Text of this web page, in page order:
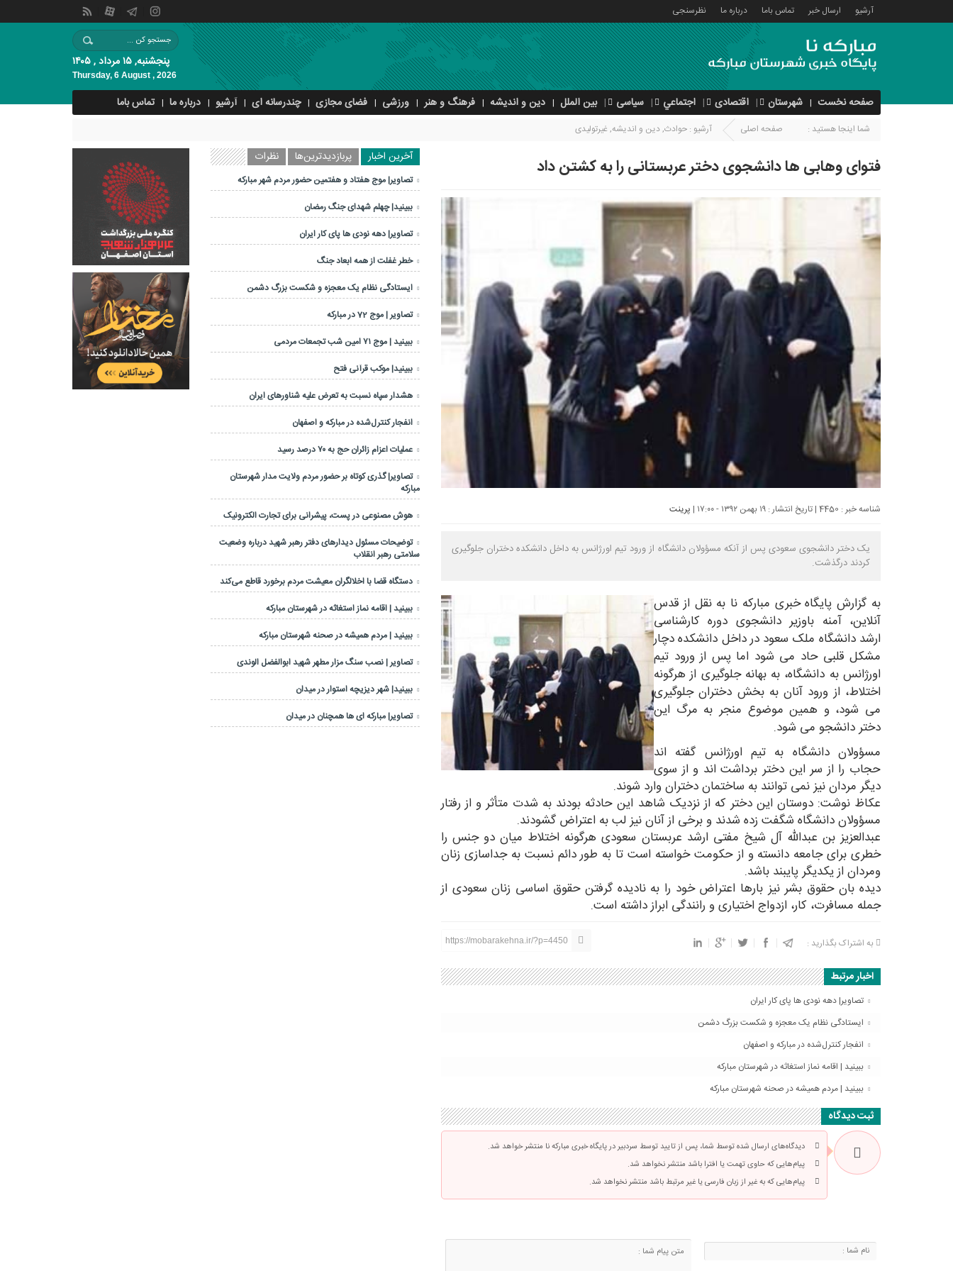
آرشیو ارسال خبر تماس باما درباره ما نظرسنجی
پنجشنبه, ۱۵ مرداد , ۱۴۰۵
Thursday, 6 August , 2026
صفحه نخست شهرستان اقتصادی اجتماعي سیاسی بین الملل دین و اندیشه فرهنگ و هنر ورزشی فضای مجازی چندرسانه ای آرشیو درباره ما تماس باما
شما اینجا هستید : صفحه اصلی آرشیو : حوادث,دین و اندیشه,غیرتولیدی
فتوای وهابی ها دانشجوی دختر عربستانی را به کشتن داد
شناسه خبر : 4450 | تاریخ انتشار : ۱۹ بهمن ۱۳۹۲ - ۱۷:۰۰ | پرینت
یک دختر دانشجوی سعودی پس از آنکه مسؤولان دانشگاه از ورود تیم اورژانس به داخل دانشکده دختران جلوگیری
کردند درگذشت.
به گزارش پایگاه خبری مبارکه نا به نقل از قدس
آنلاین، آمنه باوزیر دانشجوی دوره کارشناسی
ارشد دانشگاه ملک سعود در داخل دانشکده دچار
مشکل قلبی حاد می شود اما پس از ورود تیم
اورژانس به دانشگاه، به بهانه جلوگیری از هرگونه
اختلاط، از ورود آنان به بخش دختران جلوگیری
می شود، و همین موضوع منجر به مرگ این
دختر دانشجو می شود.
مسؤولان دانشگاه به تیم اورژانس گفته اند
حجاب را از سر این دختر برداشت اند و از سوی
دیگر مردان نیز نمی توانند به ساختمان دختران وارد شوند.
عکاظ نوشت: دوستان این دختر که از نزدیک شاهد این حادثه بودند به شدت متأثر و از رفتار
مسؤولان دانشگاه شگفت زده شدند و برخی از آنان نیز لب به اعتراض گشودند.
عبدالعزیز بن عبدالله آل شیخ مفتی ارشد عربستان سعودی هرگونه اختلاط میان دو جنس را
خطری برای جامعه دانسته و از حکومت خواسته است تا به طور دائم نسبت به جداسازی زنان
ومردان از یکدیگر پایبند باشد.
دیده بان حقوق بشر نیز بارها اعتراض خود را به نادیده گرفتن حقوق اساسی زنان سعودی از
جمله مسافرت، کار، ازدواج اختیاری و رانندگی ابراز داشته است.
به اشتراک بگذارید : https://mobarakehna.ir/?p=4450
اخبار مرتبط
تصاویر| دهه نودی ها پای کار ایران
ایستادگی نظام یک معجزه و شکست بزرگ دشمن
انفجار کنترل‌شده در مبارکه و اصفهان
ببینید | اقامه نماز استغاثه در شهرستان مبارکه
ببینید | مردم همیشه در صحنه شهرستان مبارکه
ثبت دیدگاه
دیدگاه‌های ارسال شده توسط شما، پس از تایید توسط سردبیر در پایگاه خبری مبارکه نا منتشر خواهد شد.
پیام‌هایی که حاوی تهمت یا افترا باشد منتشر نخواهد شد.
پیام‌هایی که به غیر از زبان فارسی یا غیر مرتبط باشد منتشر نخواهد شد.
آخرین اخبار پربازدیدترین‌ها نظرات
تصاویر| موج هفتاد و هفتمین حضور مردم شهر مبارکه
ببینید| چهلم شهدای جنگ رمضان
تصاویر| دهه نودی ها پای کار ایران
خطر غفلت از همه ابعاد جنگ
ایستادگی نظام یک معجزه و شکست بزرگ دشمن
تصاویر | موج 72 در مبارکه
ببینید | موج ۷۱ امین شب تجمعات مردمی
ببینید| موکب قرآنی فتح
هشدار سپاه نسبت به تعرض علیه شناورهای ایران
انفجار کنترل‌شده در مبارکه و اصفهان
عملیات اعزام زائران حج به ۷۰ درصد رسید
تصاویر| گذری کوتاه بر حضور مردم ولایت مدار شهرستان
مبارکه
هوش مصنوعی در پست، پیشرانی برای تجارت الکترونیک
توضیحات مسئول دیدارهای دفتر رهبر شهید درباره وضعیت
سلامتی رهبر انقلاب
دستگاه قضا با اخلالگران معیشت مردم برخورد قاطع می‌کند
ببینید | اقامه نماز استغاثه در شهرستان مبارکه
ببینید | مردم همیشه در صحنه شهرستان مبارکه
تصاویر | نصب سنگ مزار مطهر شهید ابوالفضل الوندی
ببینید| شهر دیزیچه استوار در میدان
تصاویر| مبارکه ای ها همچنان در میدان